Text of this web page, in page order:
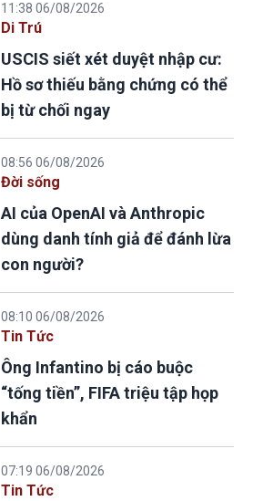
11:38 06/08/2026
Di Trú
USCIS siết xét duyệt nhập cư:
Hồ sơ thiếu bằng chứng có thể
bị từ chối ngay
08:56 06/08/2026
Đời sống
AI của OpenAI và Anthropic
dùng danh tính giả để đánh lừa
con người?
08:10 06/08/2026
Tin Tức
Ông Infantino bị cáo buộc
“tống tiền”, FIFA triệu tập họp
khẩn
07:19 06/08/2026
Tin Tức